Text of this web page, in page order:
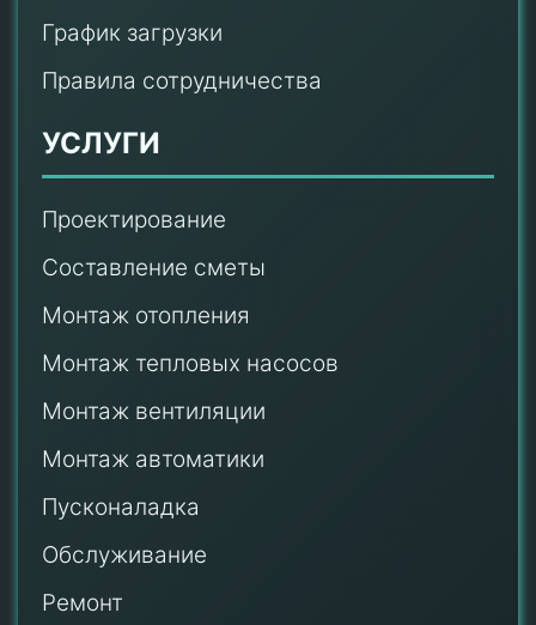
График загрузки
Правила сотрудничества
УСЛУГИ
Проектирование
Составление сметы
Монтаж отопления
Монтаж тепловых насосов
Монтаж вентиляции
Монтаж автоматики
Пусконаладка
Обслуживание
Ремонт